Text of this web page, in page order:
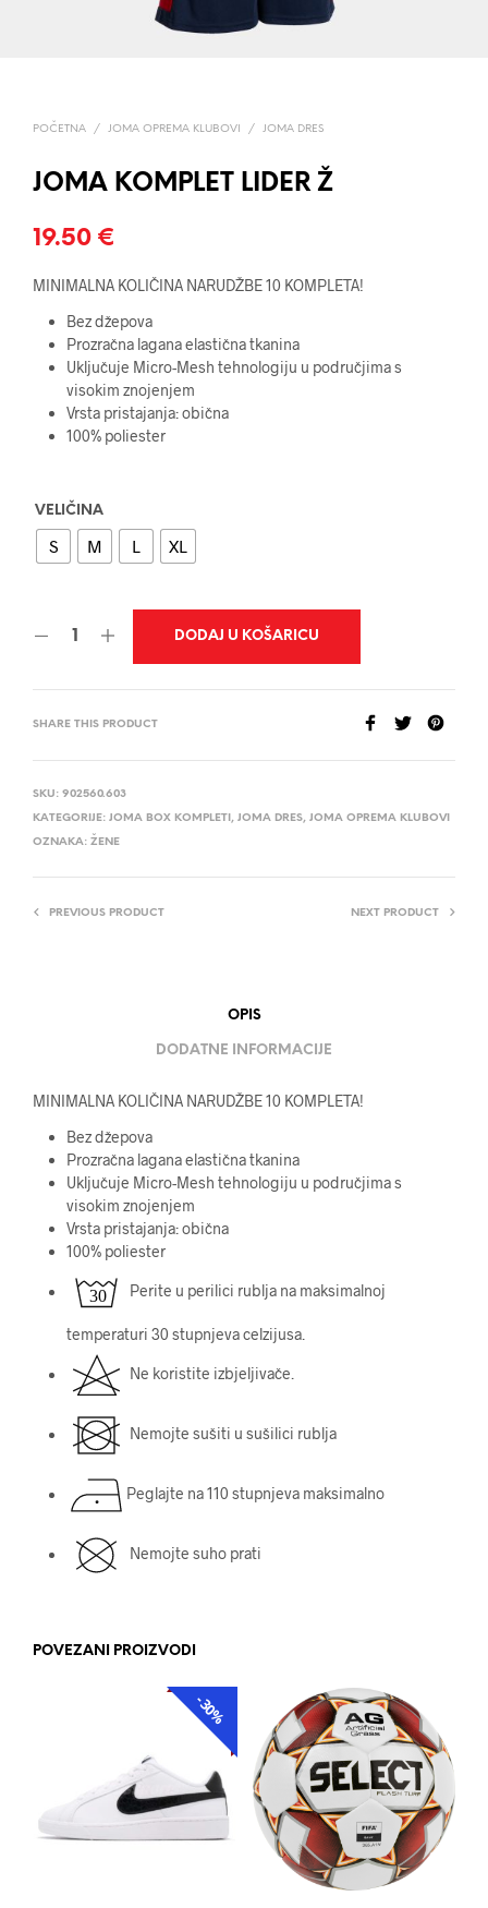
POČETNA / JOMA OPREMA KLUBOVI / JOMA DRES
JOMA KOMPLET LIDER Ž
19.50 €
MINIMALNA KOLIČINA NARUDŽBE 10 KOMPLETA!
Bez džepova
Prozračna lagana elastična tkanina
Uključuje Micro-Mesh tehnologiju u područjima s
visokim znojenjem
Vrsta pristajanja: obična
100% poliester
VELIČINA
S M L XL
DODAJ U KOŠARICU
SHARE THIS PRODUCT
SKU: 902560.603
KATEGORIJE: JOMA BOX KOMPLETI, JOMA DRES, JOMA OPREMA KLUBOVI
OZNAKA: ŽENE
PREVIOUS PRODUCT NEXT PRODUCT
OPIS
DODATNE INFORMACIJE
MINIMALNA KOLIČINA NARUDŽBE 10 KOMPLETA!
Bez džepova
Prozračna lagana elastična tkanina
Uključuje Micro-Mesh tehnologiju u područjima s
visokim znojenjem
Vrsta pristajanja: obična
100% poliester
Perite u perilici rublja na maksimalnoj
temperaturi 30 stupnjeva celzijusa.
Ne koristite izbjeljivače.
Nemojte sušiti u sušilici rublja
Peglajte na 110 stupnjeva maksimalno
Nemojte suho prati
POVEZANI PROIZVODI
AKCIJA
-30%